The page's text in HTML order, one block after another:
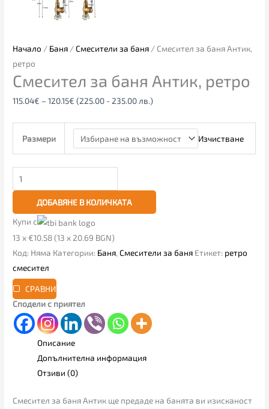
Начало / Баня /Смесители за баня / Смесител за баня Антик,
ретро
Смесител за баня Антик, ретро
115.04€ – 120.15€ (225.00 - 235.00 лв.)
Размери Изчистване
ДОБАВЯНЕ В КОЛИЧКАТА
Купи с
13 x €10.58 (13 x 20.69 BGN)
Код: Няма Категории: Баня,Смесители за баня Етикет: ретро
смесител
СРАВНИ
Сподели с приятел
Описание
Допълнителна информация
Отзиви (0)
Смесител за баня Антик ще предаде на банята ви изисканост